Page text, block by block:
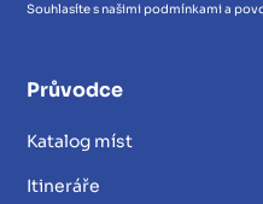
Souhlasíte s našimi podmínkami a
Průvodce
Katalog míst
Itineráře